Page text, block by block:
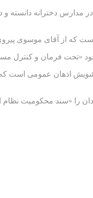
دخترانه دانسته و
که از آقای موسوی
خود «تحت فرمان و
اذهان عمومی
در زندان را «سند